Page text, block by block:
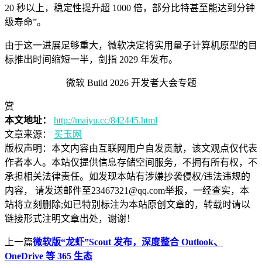
20 秒以上，稳定性提升超 1000 倍，部分比特甚至能达到分钟
级寿命”。
由于这一进展足够重大，微软决定将实用量子计算机原型的目
标推出时间缩短一半，剑指 2029 年发布。
微软 Build 2026 开发者大会专题
赏
本文地址：
http://maiyu.cc/842445.html
文章来源：
买玉网
版权声明： 本文内容由互联网用户自发贡献，该文观点仅代表
作者本人。本站仅提供信息存储空间服务，不拥有所有权，不
承担相关法律责任。如发现本站有涉嫌抄袭侵权/违法违规的
内容， 请发送邮件至23467321@qq.com举报，一经查实，本
站将立刻删除;如已特别标注为本站原创文章的，转载时请以
链接形式注明文章出处，谢谢！
上一篇微软版“龙虾”Scout 发布，深度整合 Outlook、
OneDrive 等 365 生态